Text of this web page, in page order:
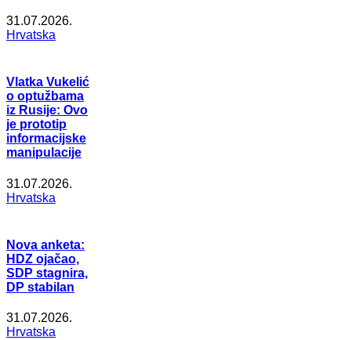
31.07.2026.
Hrvatska
Vlatka Vukelić
o optužbama
iz Rusije: Ovo
je prototip
informacijske
manipulacije
31.07.2026.
Hrvatska
Nova anketa:
HDZ ojačao,
SDP stagnira,
DP stabilan
31.07.2026.
Hrvatska